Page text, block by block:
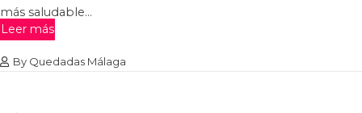
más saludable…
Leer más
By Quedadas Málaga